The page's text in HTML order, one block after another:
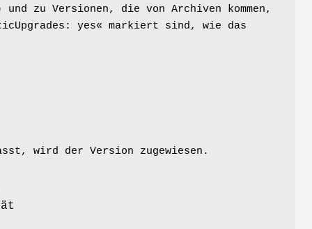
Versionen, die von Archiven kommen,
yes« markiert sind, wie das
wird der Version zugewiesen.